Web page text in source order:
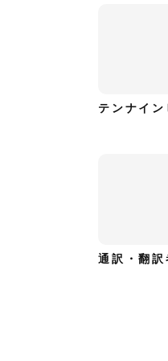
テンナイ
通訳・翻